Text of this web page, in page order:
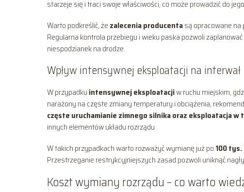
starzeje się i traci swoje właściwości, co może prowadzić do
Warto podkreślić, że zalecenia producentasą opracowane
Regularna kontrola przebiegu i wieku paska pozwoli
niespodzianek na drodze.
Wpływ intensywnej eksploatacji na interwał
W przypadku intensywnej eksploatacjiw ruchu miejskim,
narażony na częste zmiany temperatury i obciążenia,
częste uruchamianie zimnego silnika oraz eksploatacja w
innych elementów układu rozrządu.
W takich przypadkach warto rozważyć wymianę już po 100 tys.
Przestrzeganie restrykcyjniejszych zasad pozwoli uniknąć
Koszt wymiany rozrządu – co warto